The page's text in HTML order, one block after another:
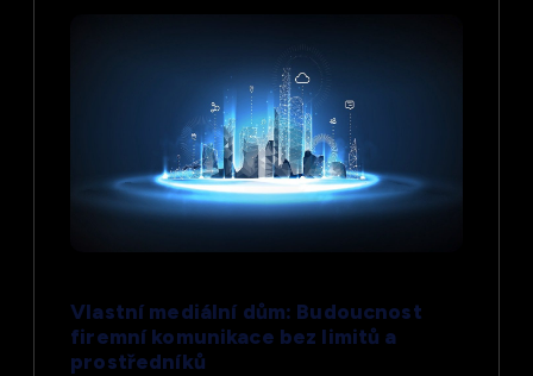
Vlastní mediální dům: Budoucnost
firemní komunikace bez limitů a
prostředníků